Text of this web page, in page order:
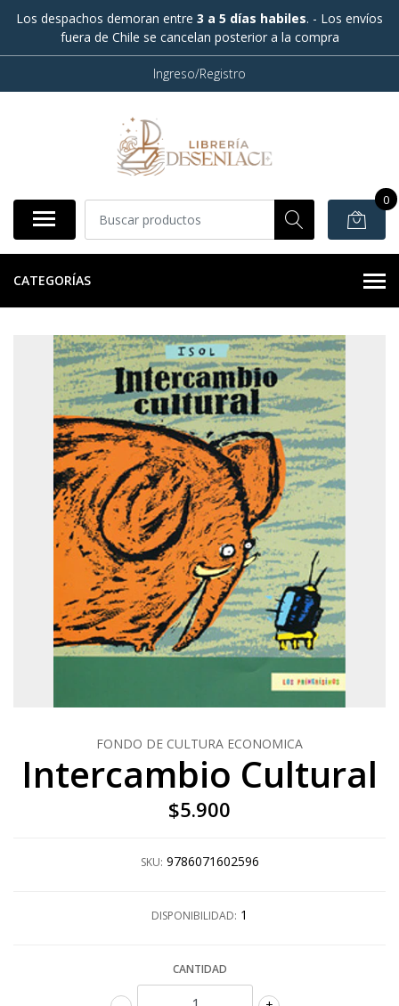
Los despachos demoran entre 3 a 5 días habiles. - Los envíos
fuera de Chile se cancelan posterior a la compra
Ingreso/Registro
0
CATEGORÍAS
FONDO DE CULTURA ECONOMICA
Intercambio Cultural
$5.900
SKU: 9786071602596
DISPONIBILIDAD: 1
CANTIDAD